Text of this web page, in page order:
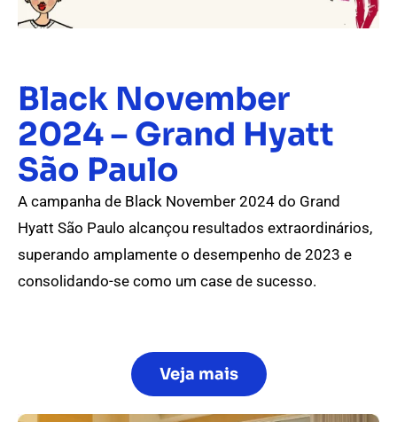
Black November
2024 – Grand Hyatt
São Paulo
A campanha de Black November 2024 do Grand
Hyatt São Paulo alcançou resultados extraordinários,
superando amplamente o desempenho de 2023 e
consolidando-se como um case de sucesso.
Veja mais